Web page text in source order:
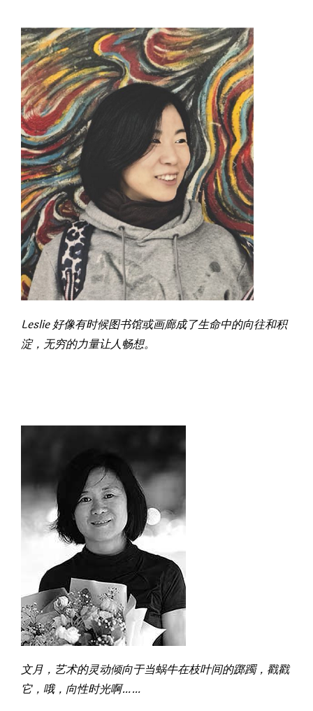
Leslie 好像有时候图书馆或画廊成了生命中的向往和积
淀，无穷的力量让人畅想。
文月，艺术的灵动倾向于当蜗牛在枝叶间的踯躅，戳戳
它，哦，向性时光啊……